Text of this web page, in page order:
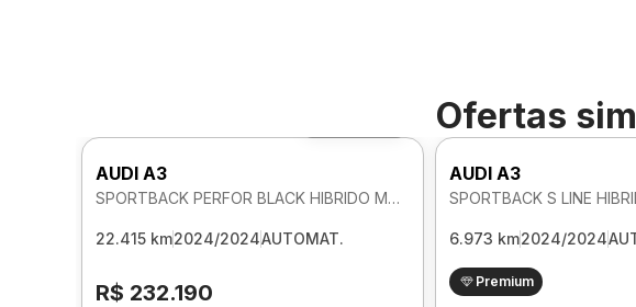
Ofertas
AUDI A3
SPORTBACK PERFOR BLACK HIBRIDO MHEV 2.0 AUTOMATICO
22.415 km2024/2024AUTOMAT.
R$ 232.190
AUDI A3
6.973 km2024/2024
Premium